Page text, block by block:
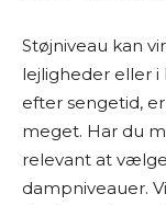
Støjniveau kan
lejligheder eller
efter sengetid,
meget. Har du
relevant at
dampniveauer.